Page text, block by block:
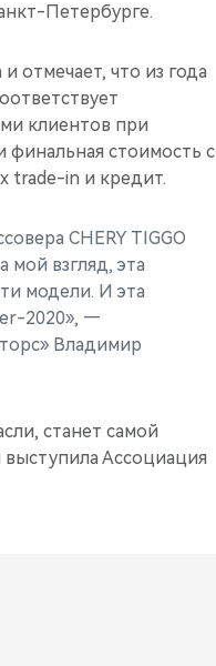
Петербурге.
отмечает, что из года
клиентов при
финальная стоимость с
trade-in и кредит.
CHERY TIGGO
мой взгляд, эта
модели. И эта
2020», —
Владимир
станет самой
Ассоциация